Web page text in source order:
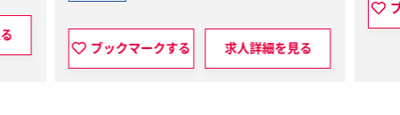
ブックマークする 求人詳細を見る